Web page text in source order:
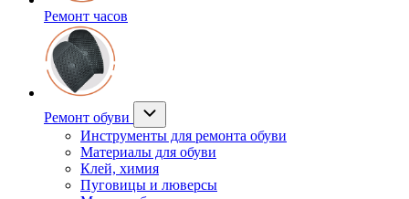
Ремонт часов
Ремонт обуви
Инструменты для ремонта обуви
Материалы для обуви
Клей, химия
Пуговицы и люверсы